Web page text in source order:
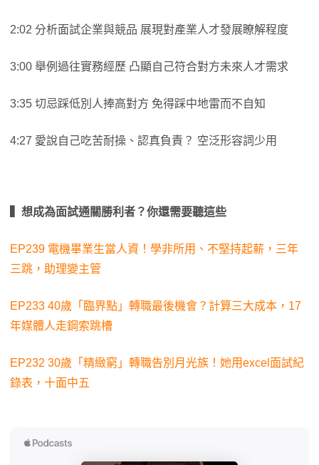
2:02 分析面試企業與競品 展現對產業人才發展瞭解程度
3:00 舉例過往實務經歷 凸顯自己符合對方未來人才需求
3:35 切忌踩低別人捧高對方 免得踩中地雷而不自知
4:27 愛說自己吃苦耐操、認真負責？ 空泛形容詞少用
▍想成為面試通關勝利者？你還需要聽這些
EP239 電機畢業生當人資！學非所用、不堅持起薪，三年
三跳，助理變主管
EP233 40歲「臨界點」轉職最後機會？計算三大成本，17
年媒體人走鋼索跳槽
EP232 30歲「精緻窮」轉職告別月光族！她用excel面試紀
錄表，十面中五